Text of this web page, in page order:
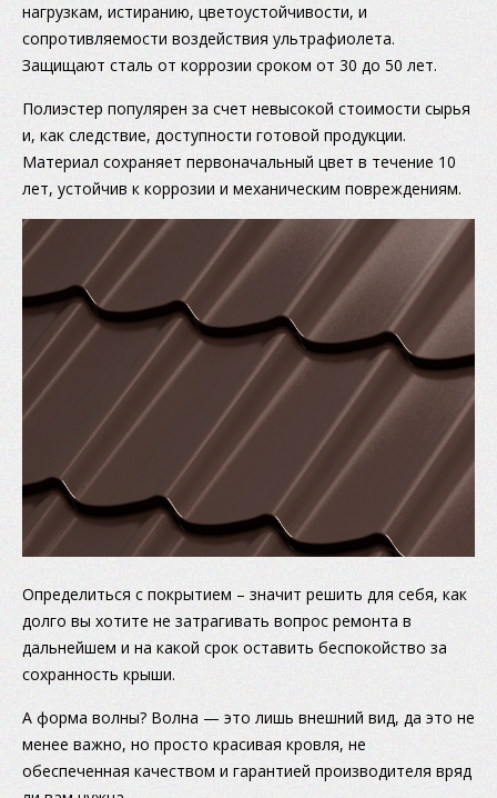
нагрузкам, истиранию, цветоустойчивости, и
сопротивляемости воздействия ультрафиолета.
Защищают сталь от коррозии сроком от 30 до 50 лет.
Полиэстер популярен за счет невысокой стоимости сырья
и, как следствие, доступности готовой продукции.
Материал сохраняет первоначальный цвет в течение 10
лет, устойчив к коррозии и механическим повреждениям.
Определиться с покрытием – значит решить для себя, как
долго вы хотите не затрагивать вопрос ремонта в
дальнейшем и на какой срок оставить беспокойство за
сохранность крыши.
А форма волны? Волна — это лишь внешний вид, да это не
менее важно, но просто красивая кровля, не
обеспеченная качеством и гарантией производителя вряд